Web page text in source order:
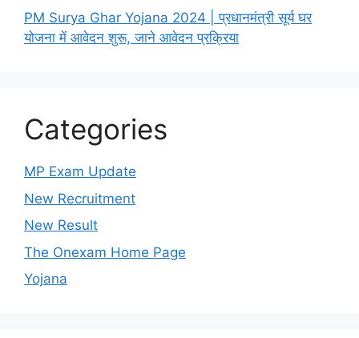
PM Surya Ghar Yojana 2024 | प्रधानमंत्री सूर्य घर
योजना में आवेदन शुरू, जाने आवेदन प्रक्रिया
Categories
MP Exam Update
New Recruitment
New Result
The Onexam Home Page
Yojana